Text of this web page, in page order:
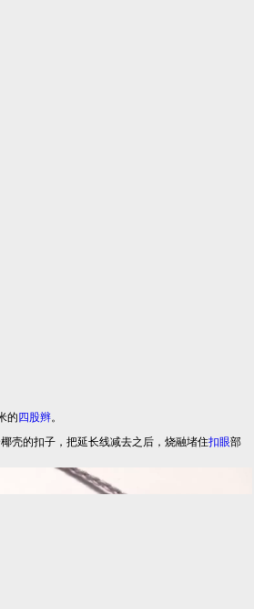
的四股辫。
壳的扣子，把延长线减去之后，烧融堵住扣眼部